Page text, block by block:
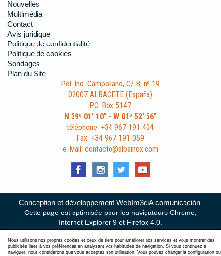
Nouvelles
Multimédia
Contact
Avis juridique
Politique de confidentialité
Politique de cookies
Sondages
Plan du Site
Pol. Ind. Campollano, C/ B, nº 19
02007 ALBACETE (España)
P.O. Box 5147
N 39º 01’ 10” - W 01º 52’ 56”
téléphone: +34 967 191 404
Fax: +34 967 191 059
e-Mail: contacto@albainox.com
Conception et développement WebIm3diA comunicación.
Cette page est optimisée pour les navigateurs Chrome,
Internet Explorer 9 et Firefox 4.0.
Nous utilisons nos propres cookies et ceux de tiers pour améliorer nos services et vous montrer des
publicités liées à vos préférences en analysant vos habitudes de navigation. Si vous continuez à
naviguer, nous considérons que vous acceptez son utilisation. Vous pouvez changer la configuration ou